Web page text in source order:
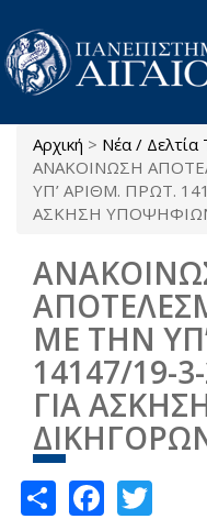
Παράκαμψη προς το
Είστε εδώ
Αρχική > Νέα / Δελτία
ΑΝΑΚΟΙΝΩΣΗ
ΥΠ’ ΑΡΙΘΜ. ΠΡΩΤ.
ΑΣΚΗΣΗ
ΜΕ ΤΗΝ
14147/19-
ΓΙΑ
Share